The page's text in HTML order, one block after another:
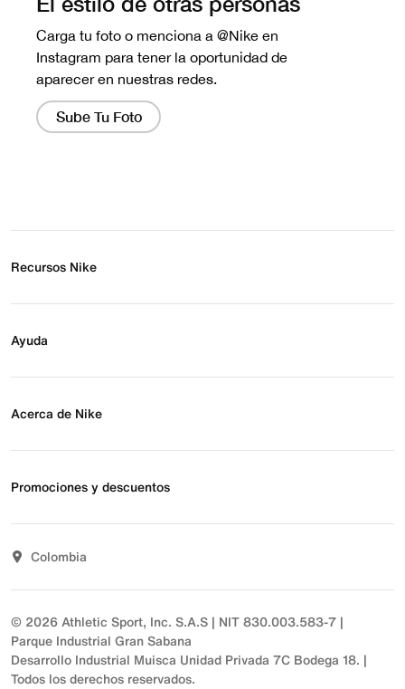
Recursos Nike
Regístrate para recibir correos
Ayuda
Preguntas frecuentes
Devoluciones
Comunicate con nosotros
Acerca de Nike
Noticias
Sostenibilidad
Promociones y descuentos
T&C actividades comerciales
Colombia
© 2026 Athletic Sport, Inc. S.A.S | NIT 830.003.583-7 |
Parque Industrial Gran Sabana
Desarrollo Industrial Muisca Unidad Privada 7C Bodega 18. |
Todos los derechos reservados.